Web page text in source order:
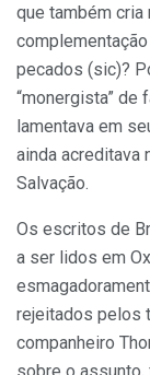
que também cria
pecados (sic)?
“monergista” de
lamentava em
ainda acreditava
Salvação.
Os escritos de
a ser lidos em
rejeitados pelos
companheiro
sobre o